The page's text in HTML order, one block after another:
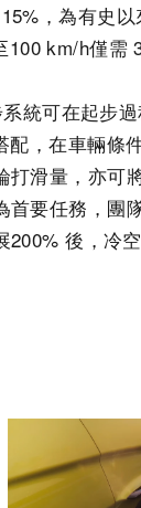
，為有史
100 km/h僅
統可在起步
，在車輛條
滑量，亦可
要任務，團
後，冷